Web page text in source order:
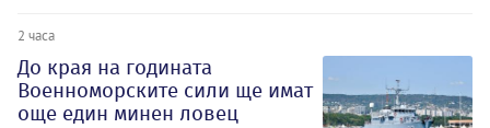
2 часа
До края на годината
Военноморските сили ще имат
още един минен ловец